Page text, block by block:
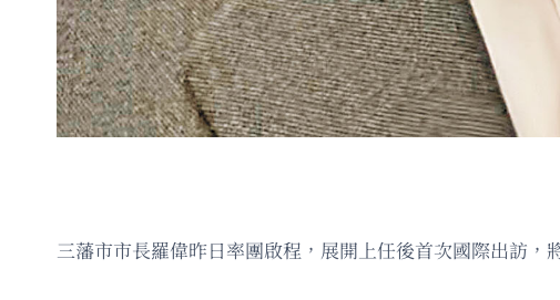
三藩市市長羅偉昨日率團啟程，展開上任後首次國際出訪